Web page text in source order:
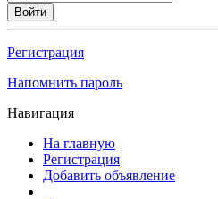
Войти
Регистрация
Напомнить пароль
Навигация
На главную
Регистрация
Добавить объявление